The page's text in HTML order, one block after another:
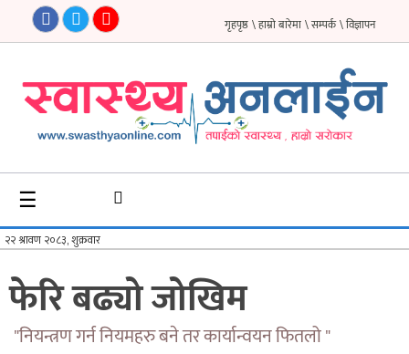
गृहपृष्ठ
समाचार
फिचर
अन्तर्वार्ता
विचार
ब्लग
\ विज्ञापन
\ सम्पर्क
\ हाम्रो बारेमा
गृहपृष्ठ
☰
फेरि बढ्यो जोखिम
"नियन्त्रण गर्न नियमहरु बने तर कार्यान्वयन फितलो "